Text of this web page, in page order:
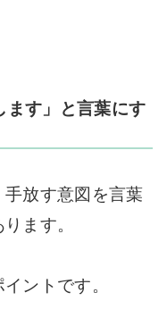
ます」と言葉にす
放す意図を言葉
ます。
ントです。